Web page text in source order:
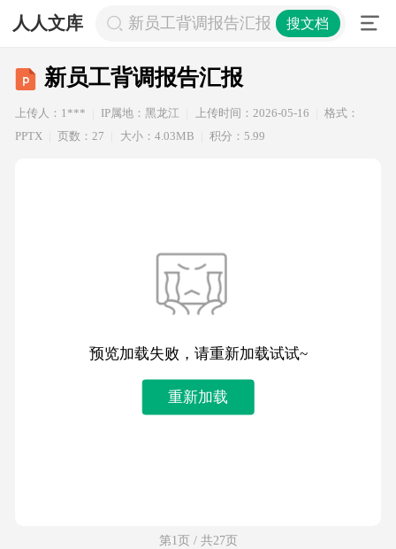
人人文库 新员工背调报告汇报 搜文档
新员工背调报告汇报
上传人：1*** IP属地：黑龙江 上传时间：2026-05-16
格式：
PPTX
页数：27 大小：4.03MB 积分：5.99
预览加载失败，请重新加载试试~
重新加载
第1页 / 共27页